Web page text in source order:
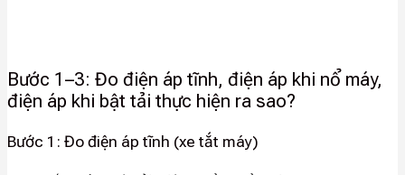
Bước 1–3: Đo điện áp tĩnh, điện áp khi nổ máy,
điện áp khi bật tải thực hiện ra sao?
Bước 1: Đo điện áp tĩnh (xe tắt máy)